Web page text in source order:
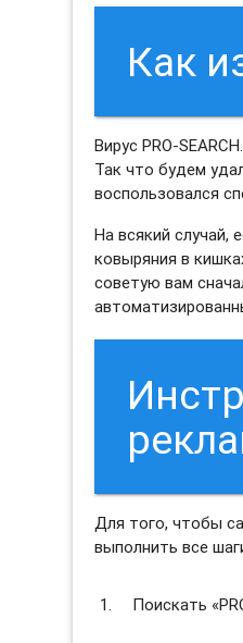
Как
Вирус PRO-
Так что будем
воспользовался
На всякий случай,
ковыряния в
советую вам
Для того, чтобы
выполнить все
Поискать